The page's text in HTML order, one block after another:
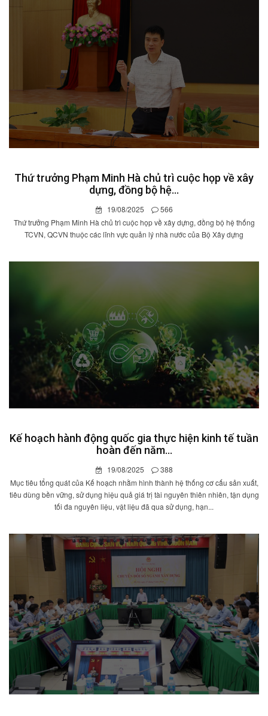
Thứ trưởng Phạm Minh Hà chủ trì cuộc họp về xây
dựng, đồng bộ hệ...
19/08/2025
566
Thứ trưởng Phạm Minh Hà chủ trì cuộc họp về xây dựng, đồng bộ hệ thống
TCVN, QCVN thuộc các lĩnh vực quản lý nhà nước của Bộ Xây dựng
Kế hoạch hành động quốc gia thực hiện kinh tế tuần
hoàn đến năm...
19/08/2025
388
Mục tiêu tổng quát của Kế hoạch nhằm hình thành hệ thống cơ cấu sản xuất,
tiêu dùng bền vững, sử dụng hiệu quả giá trị tài nguyên thiên nhiên, tận dụng
tối đa nguyên liệu, vật liệu đã qua sử dụng, hạn...